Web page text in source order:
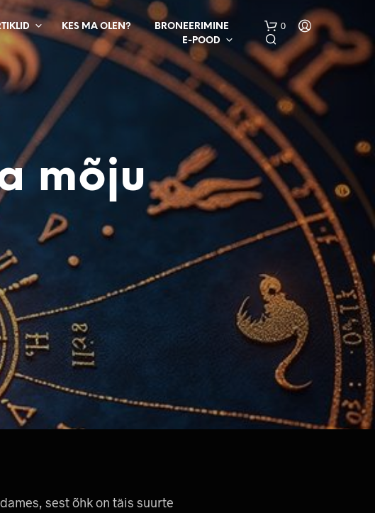
KES MA OLEN?
BRONEERIMINE
E-POOD
0
O
S
T
U
S
E
I
E
O
mõju
sest õhk on täis suurte